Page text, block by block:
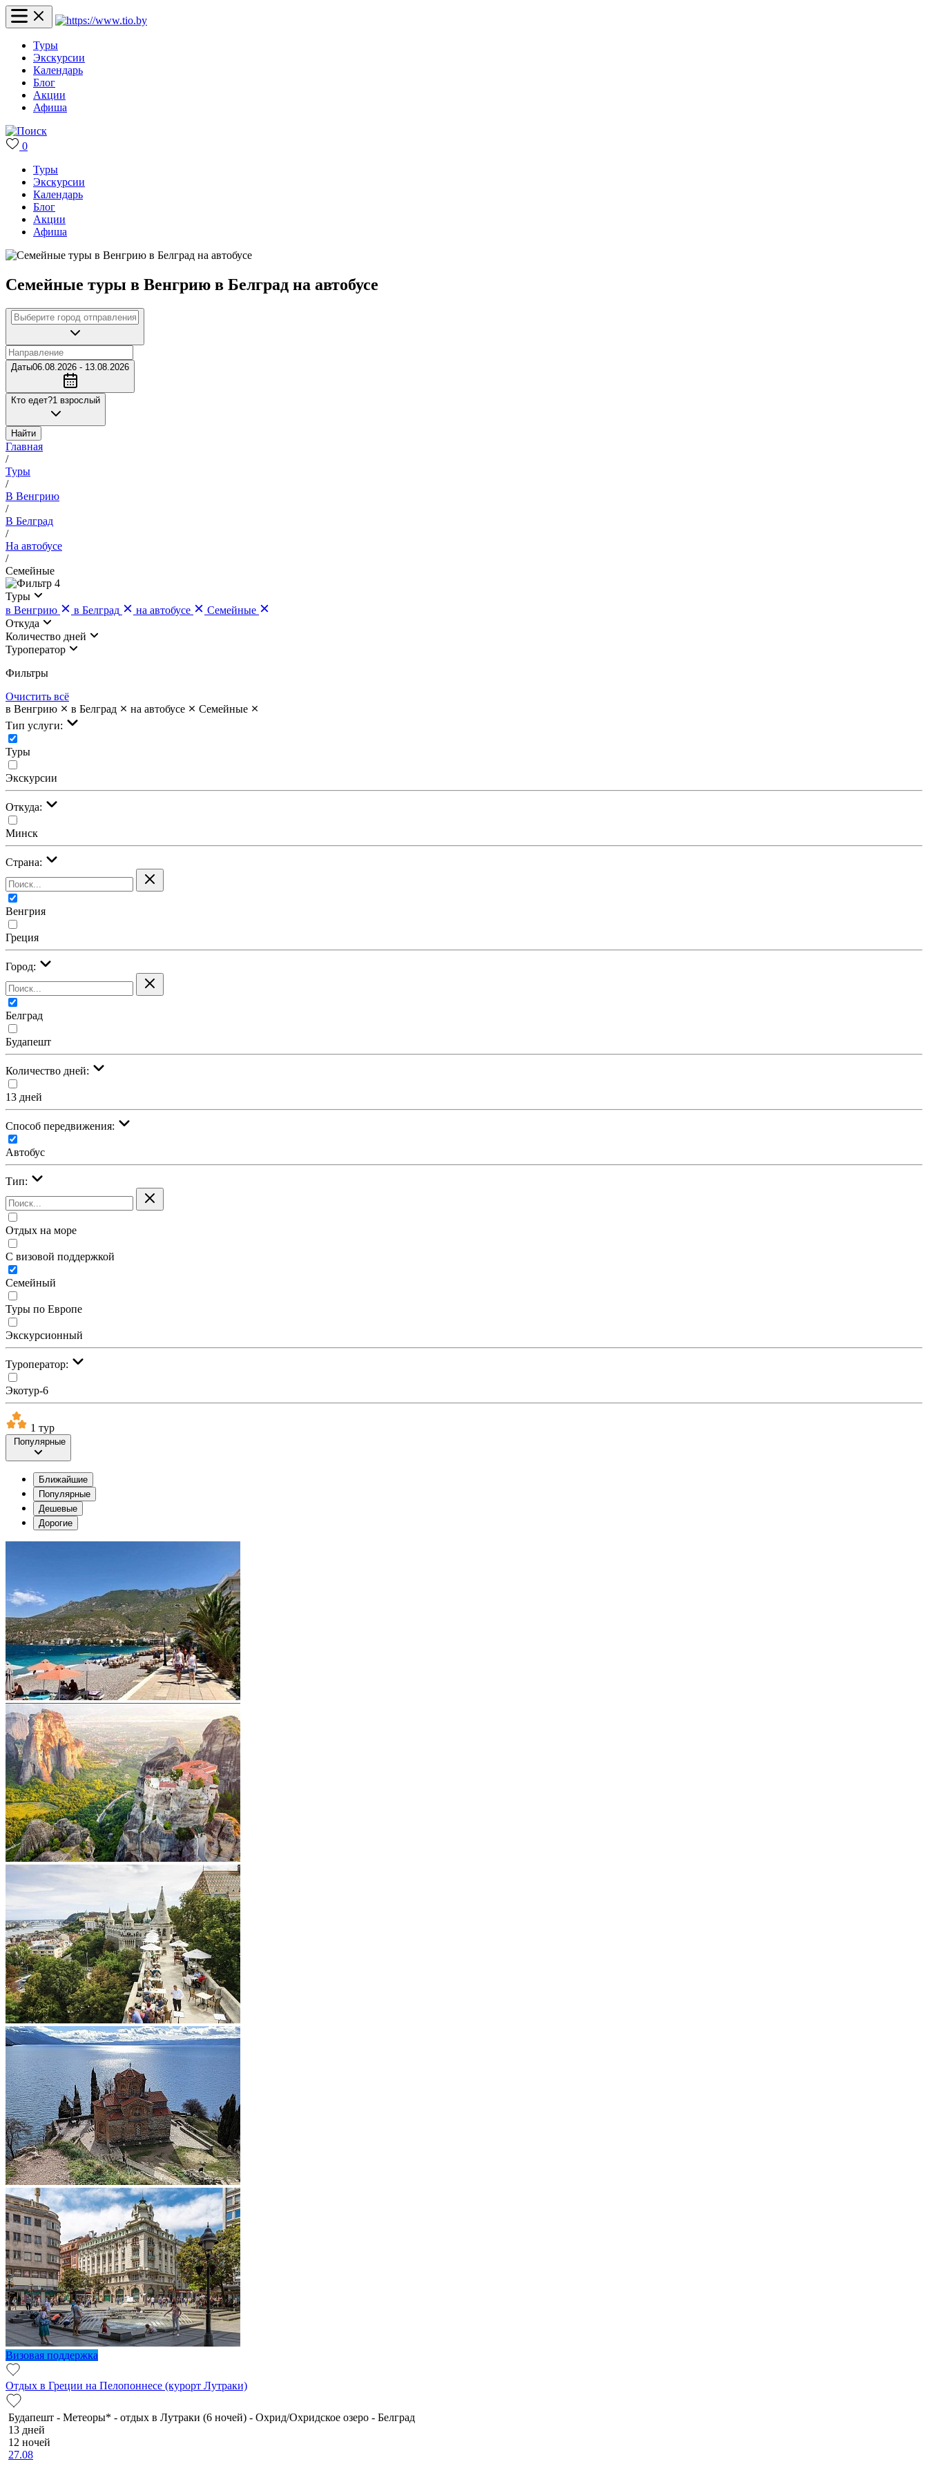
Туры
Экскурсии
Календарь
Блог
Акции
Афиша
0
Туры
Экскурсии
Календарь
Блог
Акции
Афиша
Семейные туры в Венгрию в Белград на автобусе
Даты06.08.2026 - 13.08.2026
Кто едет?1 взрослый
Найти
Главная
/
Туры
/
В Венгрию
/
В Белград
/
На автобусе
/
Семейные
4
Туры
в Венгрию
в Белград на автобусе
Семейные
Откуда
Количество дней
Туроператор
Фильтры
Очистить всё
в Венгрию
в Белград на автобусе
Семейные
Тип услуги:
Туры
Экскурсии
Откуда:
Минск
Страна:
Венгрия
Греция
Город:
Белград
Будапешт
Количество дней:
13 дней
Cпособ передвижения:
Автобус
Тип:
Отдых на море
С визовой поддержкой
Семейный
Туры по Европе
Экскурсионный
Туроператор:
Экотур-6
1 тур
Популярные
Ближайшие
Популярные
Дешевые
Дорогие
Визовая поддержка
Отдых в Греции на Пелопоннесе (курорт Лутраки)
Будапешт - Метеоры* - отдых в Лутраки (6 ночей) - Охрид/Охридское озеро - Белград
13 дней
12 ночей
27.08